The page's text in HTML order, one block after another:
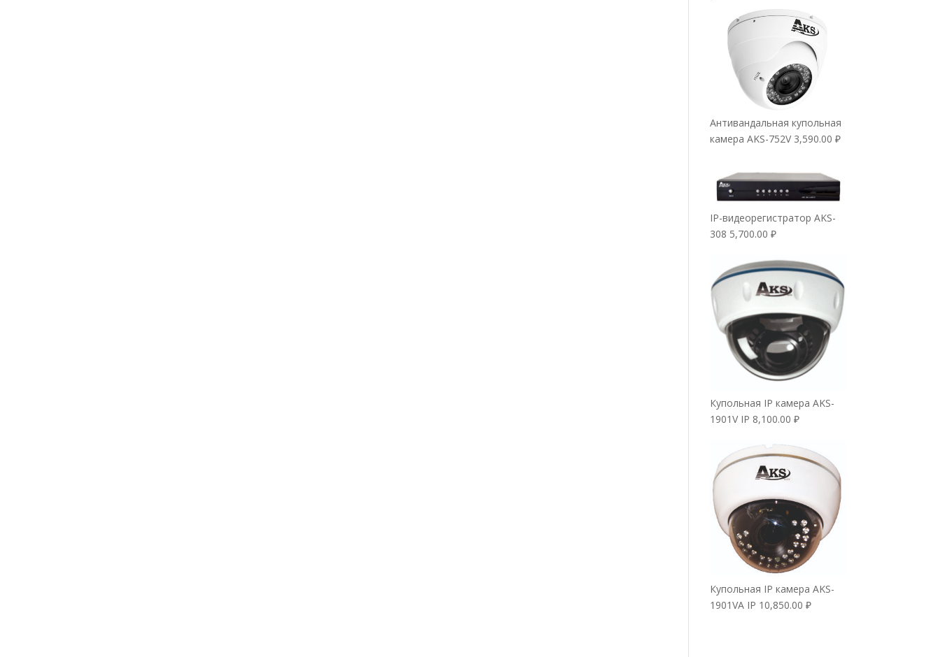
Антивандальная купольная
камера AKS-752V 3,590.00₽
IP-видеорегистратор AKS-
308 5,700.00₽
Купольная IP камера AKS-
1901V IP 8,100.00₽
Купольная IP камера AKS-
1901VA IP 10,850.00₽